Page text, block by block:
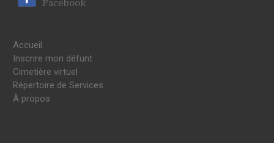
Facebook
Accueil
Inscrire mon défunt
Cimetière virtuel
Répertoire de Services
À propos